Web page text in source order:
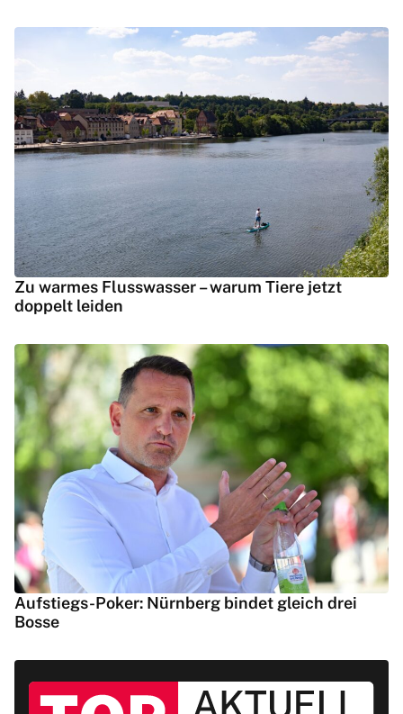
Zu warmes Flusswasser – warum Tiere jetzt
doppelt leiden
Aufstiegs-Poker: Nürnberg bindet gleich drei
Bosse